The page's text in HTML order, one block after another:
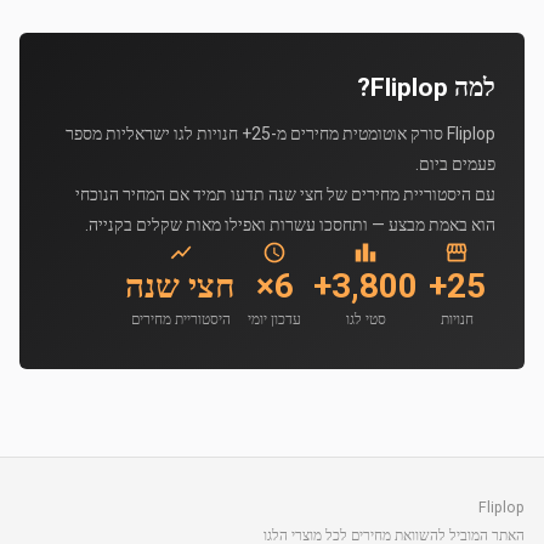
למה Fliplop?
Fliplop סורק אוטומטית מחירים מ-25+ חנויות לגו ישראליות מספר
פעמים ביום.
עם היסטוריית מחירים של חצי שנה תדעו תמיד אם המחיר הנוכחי
הוא באמת מבצע — ותחסכו עשרות ואפילו מאות שקלים בקנייה.
25+
חנויות
3,800+
סטי לגו
6×
עדכון יומי
חצי שנה
היסטוריית מחירים
Fliplop
האתר המוביל להשוואת מחירים לכל מוצרי הלגו